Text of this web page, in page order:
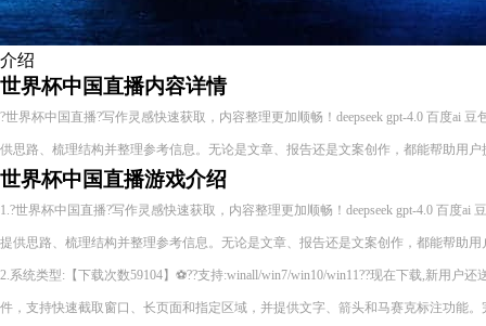
介绍
世界杯中国直播内容详情
?世界杯中国直播?写作灵感快速获取，内容整理更加顺畅！deepseek gpt-4.0 百度ai
供思路、梳理结构并整理参考信息。无论是文章、报告还是文案创作，都能帮助用户
世界杯中国直播游戏介绍
1.?世界杯中国直播?写作灵感快速获取，内容整理更加顺畅！deepseek gpt-4.0 百度ai
提供思路、梳理结构并整理参考信息。无论是文章、报告还是文案创作，都能帮助用
2.系统类型:【下载次数59104】⚽??支持:winall/win7/win10/win11??现在下载,新用户
件，支持快速截取窗口、长页面和指定区域，并提供文字、箭头和马赛克标注功能